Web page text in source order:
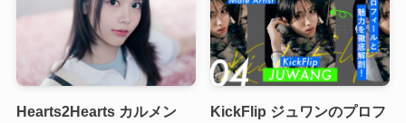
Hearts2Hearts カルメン
KickFlip ジュワンのプロフ